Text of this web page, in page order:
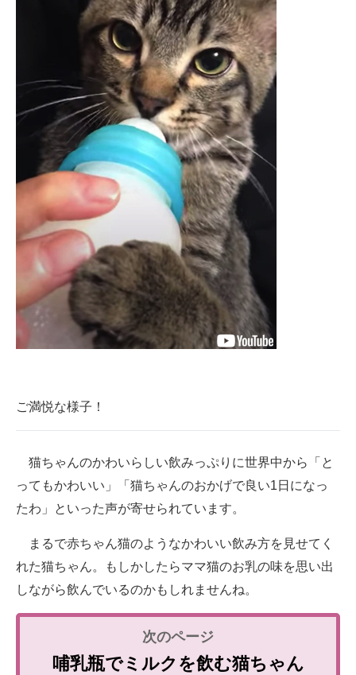
ご満悦な様子！
猫ちゃんのかわいらしい飲みっぷりに世界中から「と
ってもかわいい」「猫ちゃんのおかげで良い1日になっ
たわ」といった声が寄せられています。
まるで赤ちゃん猫のようなかわいい飲み方を見せてく
れた猫ちゃん。もしかしたらママ猫のお乳の味を思い出
しながら飲んでいるのかもしれませんね。
哺乳瓶でミルクを飲む猫ちゃん